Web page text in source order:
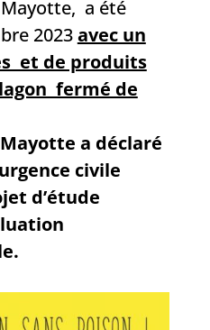
a été
2023avec un
et de produits
fermé de
a déclaré
civile
d’étude